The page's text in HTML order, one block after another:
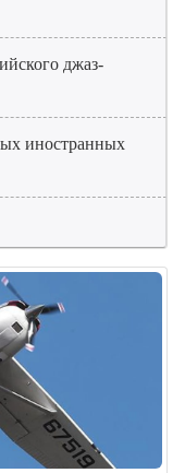
джаз-
иностранных